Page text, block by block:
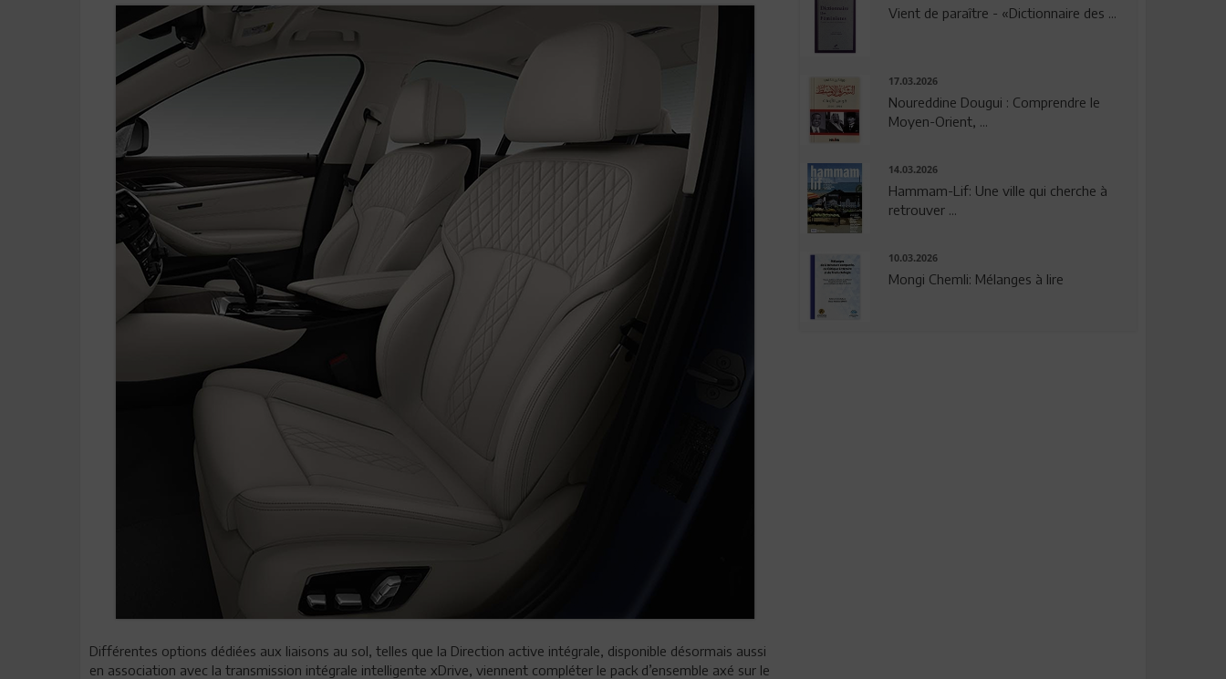
Différentes options dédiées aux liaisons au sol, telles que la Direction active intégrale, disponible désormais aussi
en association avec la transmission intégrale intelligente xDrive, viennent compléter le pack d’ensemble axé sur le
Vient de paraître - «Dictionnaire des ...
17.03.2026
Noureddine Dougui : Comprendre le
Moyen-Orient, ...
14.03.2026
Hammam-Lif: Une ville qui cherche à
retrouver ...
10.03.2026
Mongi Chemli: Mélanges à lire